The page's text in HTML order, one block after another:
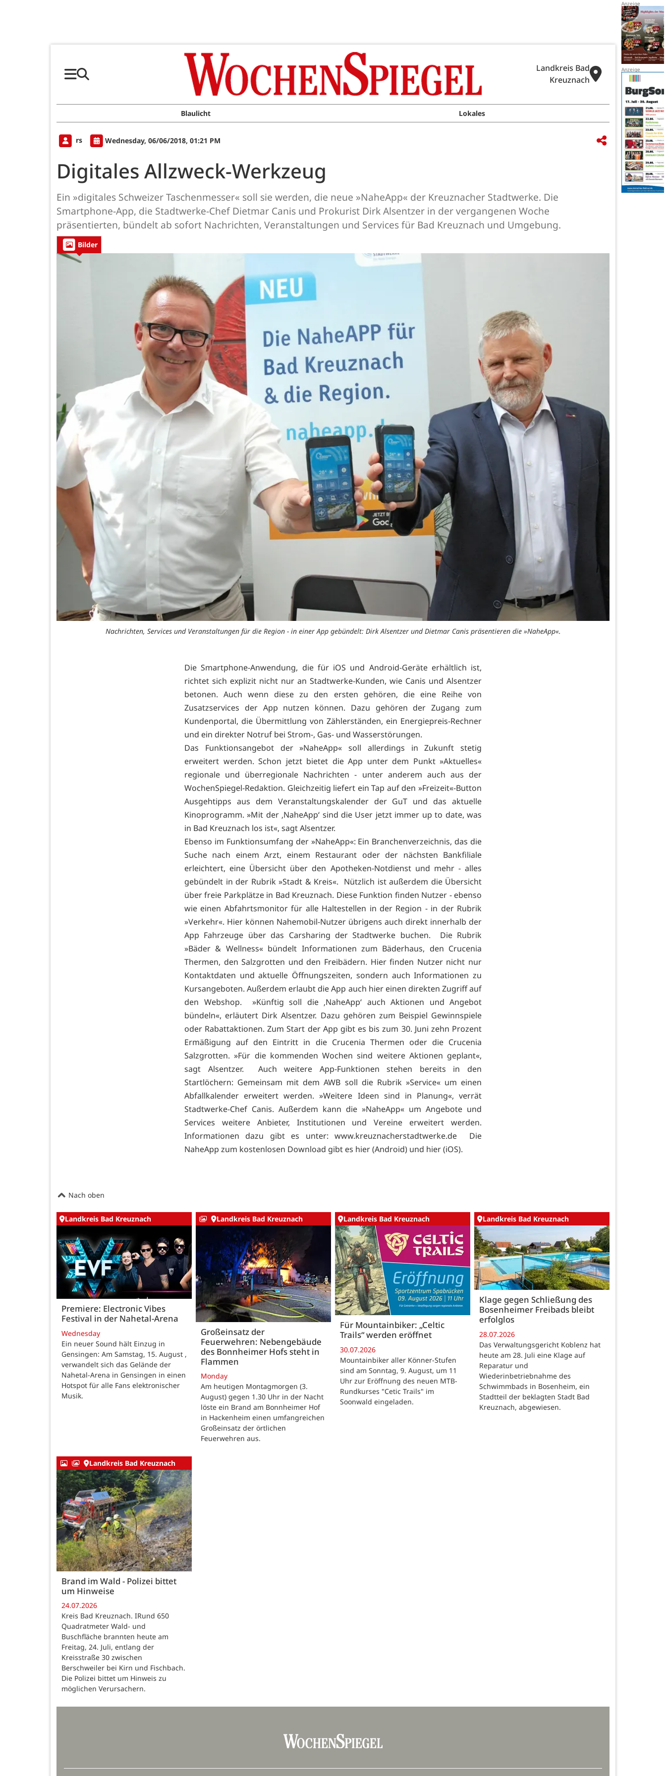
Landkreis Bad
Kreuznach
Blaulicht Lokales
rs Wednesday, 06/06/2018, 01:21 PM
Digitales Allzweck-Werkzeug
Ein »digitales Schweizer Taschenmesser« soll sie werden, die neue »NaheApp« der Kreuznacher Stadtwerke. Die
Smartphone-App, die Stadtwerke-Chef Dietmar Canis und Prokurist Dirk Alsentzer in der vergangenen Woche
präsentierten, bündelt ab sofort Nachrichten, Veranstaltungen und Services für Bad Kreuznach und Umgebung.
Bilder
Nachrichten, Services und Veranstaltungen für die Region - in einer App gebündelt: Dirk Alsentzer und Dietmar Canis präsentieren die »NaheApp«.
Die Smartphone-Anwendung, die für iOS und Android-Geräte erhältlich ist,
richtet sich explizit nicht nur an Stadtwerke-Kunden, wie Canis und Alsentzer
betonen. Auch wenn diese zu den ersten gehören, die eine Reihe von
Zusatzservices der App nutzen können. Dazu gehören der Zugang zum
Kundenportal, die Übermittlung von Zählerständen, ein Energiepreis-Rechner
und ein direkter Notruf bei Strom-, Gas- und Wasserstörungen.
Das Funktionsangebot der »NaheApp« soll allerdings in Zukunft stetig
erweitert werden. Schon jetzt bietet die App unter dem Punkt »Aktuelles«
regionale und überregionale Nachrichten - unter anderem auch aus der
WochenSpiegel-Redaktion. Gleichzeitig liefert ein Tap auf den »Freizeit«-Button
Ausgehtipps aus dem Veranstaltungskalender der GuT und das aktuelle
Kinoprogramm. »Mit der ‚NaheApp‘ sind die User jetzt immer up to date, was
in Bad Kreuznach los ist«, sagt Alsentzer.
Ebenso im Funktionsumfang der »NaheApp«: Ein Branchenverzeichnis, das die
Suche nach einem Arzt, einem Restaurant oder der nächsten Bankfiliale
erleichtert, eine Übersicht über den Apotheken-Notdienst und mehr - alles
gebündelt in der Rubrik »Stadt & Kreis«. Nützlich ist außerdem die Übersicht
über freie Parkplätze in Bad Kreuznach. Diese Funktion finden Nutzer - ebenso
wie einen Abfahrtsmonitor für alle Haltestellen in der Region - in der Rubrik
»Verkehr«. Hier können Nahemobil-Nutzer übrigens auch direkt innerhalb der
App Fahrzeuge über das Carsharing der Stadtwerke buchen. Die Rubrik
»Bäder & Wellness« bündelt Informationen zum Bäderhaus, den Crucenia
Thermen, den Salzgrotten und den Freibädern. Hier finden Nutzer nicht nur
Kontaktdaten und aktuelle Öffnungszeiten, sondern auch Informationen zu
Kursangeboten. Außerdem erlaubt die App auch hier einen direkten Zugriff auf
den Webshop. »Künftig soll die ‚NaheApp‘ auch Aktionen und Angebot
bündeln«, erläutert Dirk Alsentzer. Dazu gehören zum Beispiel Gewinnspiele
oder Rabattaktionen. Zum Start der App gibt es bis zum 30. Juni zehn Prozent
Ermäßigung auf den Eintritt in die Crucenia Thermen oder die Crucenia
Salzgrotten. »Für die kommenden Wochen sind weitere Aktionen geplant«,
sagt Alsentzer. Auch weitere App-Funktionen stehen bereits in den
Startlöchern: Gemeinsam mit dem AWB soll die Rubrik »Service« um einen
Abfallkalender erweitert werden. »Weitere Ideen sind in Planung«, verrät
Stadtwerke-Chef Canis. Außerdem kann die »NaheApp« um Angebote und
Services weitere Anbieter, Institutionen und Vereine erweitert werden.
Informationen dazu gibt es unter:www.kreuznacherstadtwerke.de Die
NaheApp zum kostenlosen Download gibt es hier (Android) und hier (iOS).
Nach oben
Landkreis Bad Kreuznach
Premiere: Electronic Vibes
Festival in der Nahetal-Arena
Wednesday
Ein neuer Sound hält Einzug in
Gensingen: Am Samstag, 15. August ,
verwandelt sich das Gelände der
Nahetal-Arena in Gensingen in einen
Hotspot für alle Fans elektronischer
Musik.
Landkreis Bad Kreuznach
Großeinsatz der
Feuerwehren: Nebengebäude
des Bonnheimer Hofs steht in
Flammen
Monday
Am heutigen Montagmorgen (3.
August) gegen 1.30 Uhr in der Nacht
löste ein Brand am Bonnheimer Hof
in Hackenheim einen umfangreichen
Großeinsatz der örtlichen
Feuerwehren aus.
Landkreis Bad Kreuznach
Für Mountainbiker: „Celtic
Trails“ werden eröffnet
30.07.2026
Mountainbiker aller Könner-Stufen
sind am Sonntag, 9. August, um 11
Uhr zur Eröffnung des neuen MTB-
Rundkurses "Cetic Trails" im
Soonwald eingeladen.
Landkreis Bad Kreuznach
Klage gegen Schließung des
Bosenheimer Freibads bleibt
erfolglos
28.07.2026
Das Verwaltungsgericht Koblenz hat
heute am 28. Juli eine Klage auf
Reparatur und
Wiederinbetriebnahme des
Schwimmbads in Bosenheim, ein
Stadtteil der beklagten Stadt Bad
Kreuznach, abgewiesen.
Landkreis Bad Kreuznach
Brand im Wald - Polizei bittet
um Hinweise
24.07.2026
Kreis Bad Kreuznach. IRund 650
Quadratmeter Wald- und
Buschfläche brannten heute am
Freitag, 24. Juli, entlang der
Kreisstraße 30 zwischen
Berschweiler bei Kirn und Fischbach.
Die Polizei bittet um Hinweis zu
möglichen Verursachern.